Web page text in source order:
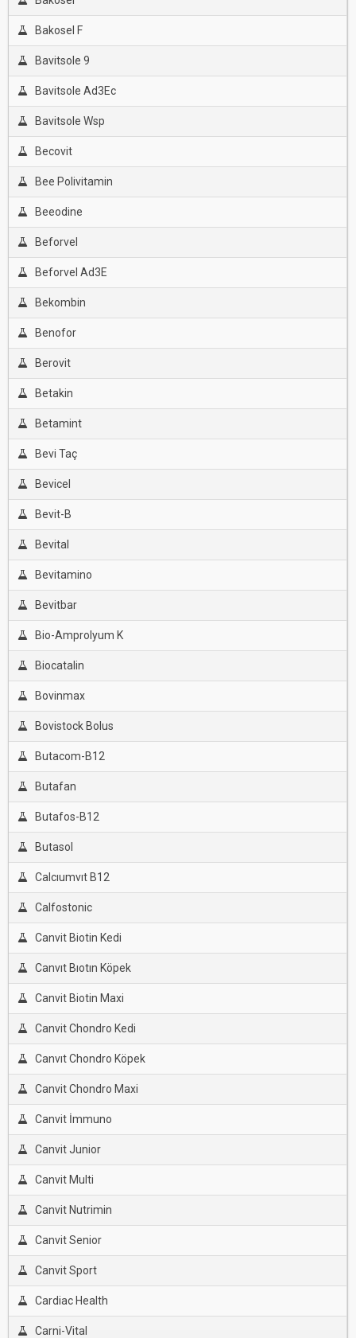
Bakosel F
Bavitsole 9
Bavitsole Ad3Ec
Bavitsole Wsp
Becovit
Bee Polivitamin
Beeodine
Beforvel
Beforvel Ad3E
Bekombin
Benofor
Berovit
Betakin
Betamint
Bevi Taç
Bevicel
Bevit-B
Bevital
Bevitamino
Bevitbar
Bio-Amprolyum K
Biocatalin
Bovinmax
Bovistock Bolus
Butacom-B12
Butafan
Butafos-B12
Butasol
Calcıumvıt B12
Calfostonic
Canvit Biotin Kedi
Canvıt Bıotın Köpek
Canvit Biotin Maxi
Canvit Chondro Kedi
Canvıt Chondro Köpek
Canvit Chondro Maxi
Canvit İmmuno
Canvit Junior
Canvit Multi
Canvit Nutrimin
Canvit Senior
Canvit Sport
Cardiac Health
Carni-Vital